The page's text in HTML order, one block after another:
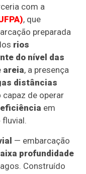
com a
, que
preparada
rios
do nível das
areia, a presença
distâncias
de operar
em
— embarcação
profundidade
Construído